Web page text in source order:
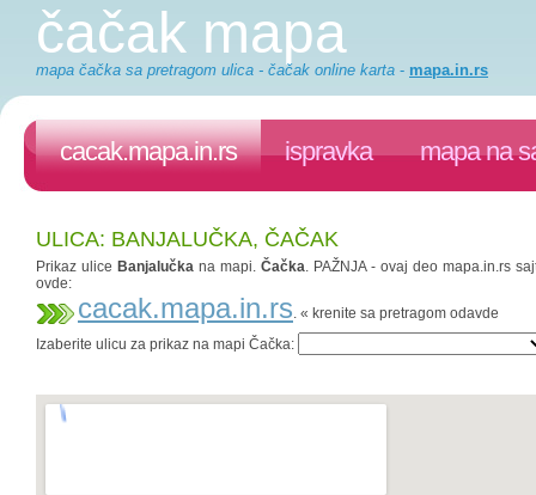
čačak mapa
mapa čačka sa pretragom ulica - čačak online karta - mapa.in.rs
cacak.mapa.in.rs ispravka mapa na
ULICA: BANJALUČKA, ČAČAK
Prikaz ulice Banjalučkana mapi. Čačka. PAŽNJA - ovaj deo mapa.in.rs
ovde:
cacak.mapa.in.rs. « krenite sa pretragom odavde
Izaberite ulicu za prikaz na mapi Čačka: